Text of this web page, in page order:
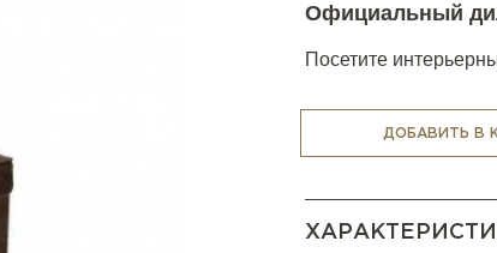
Официальный
Посетите
ДОБАВИТЬ В